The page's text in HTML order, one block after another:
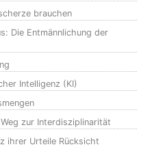
brauchen
Die Entmännlichung der
Intelligenz (KI)
zur Interdisziplinarität
ihrer Urteile Rücksicht